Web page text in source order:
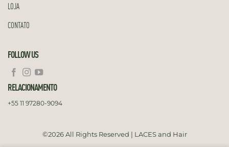
LOJA
CONTATO
FOLLOW US
RELACIONAMENTO
+55 11 97280-9094
©2026 All Rights Reserved | LACES and Hair